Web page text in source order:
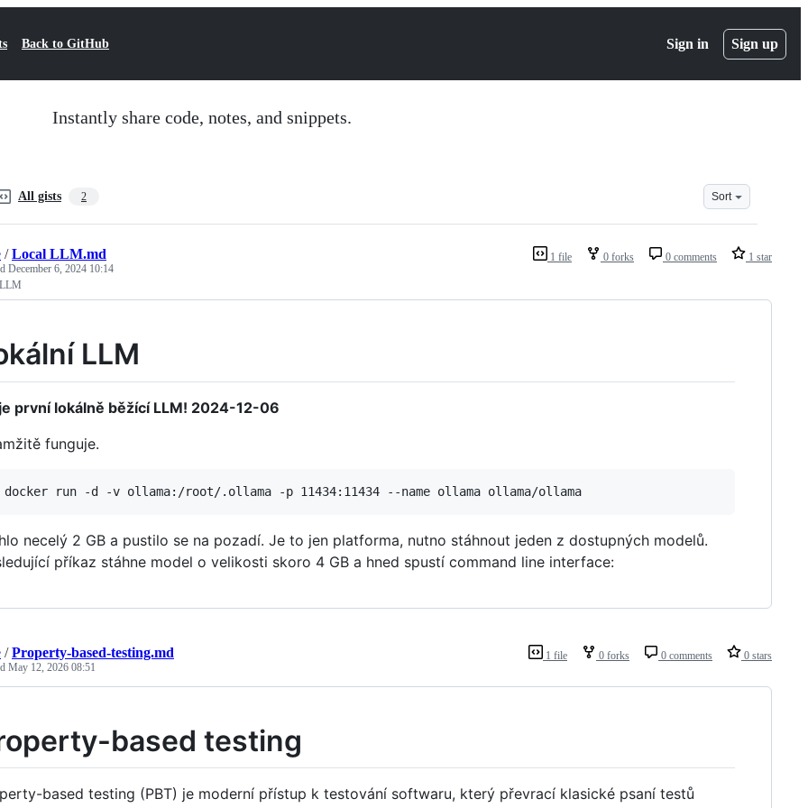
Back to GitHub Sign in Sign up
Instantly share code, notes, and snippets.
All gists 2 Sort
1 file 0 forks 0 comments 1 star
/Local LLM.md
December 6, 2024 10:14
LLM
první lokálně běžící LLM! 2024-12-06
funguje.
necelý 2 GB a pustilo se na pozadí. Je to jen platforma, nutno stáhnout jeden z dostupných modelů.
příkaz stáhne model o velikosti skoro 4 GB a hned spustí command line interface:
1 file 0 forks 0 comments 0 stars
/Property-based-testing.md
May 12, 2026 08:51
based testing
based testing (PBT) je moderní přístup k testování softwaru, který převrací klasické psaní testů